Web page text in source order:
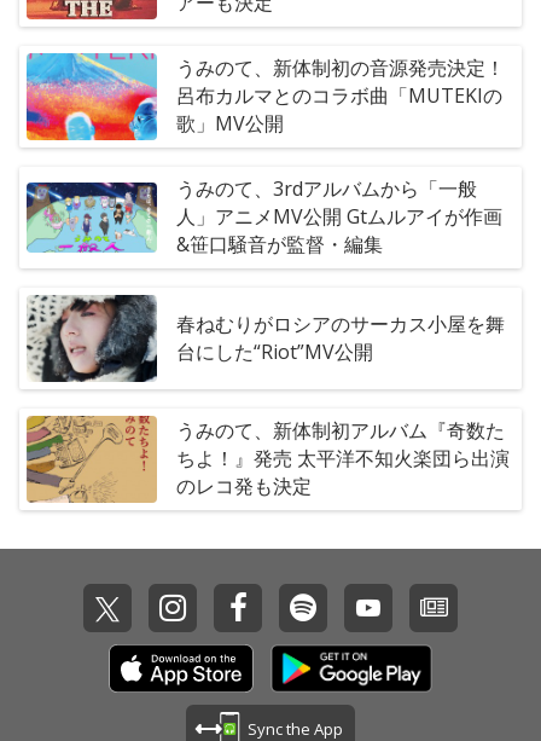
うみのて、新体制初の音源発売決定！
呂布カルマとのコラボ曲「MUTEKIの
歌」MV公開
うみのて、3rdアルバムから「一般
人」アニメMV公開 Gtムルアイが作画
&笹口騒音が監督・編集
春ねむりがロシアのサーカス小屋を舞
台にした“Riot”MV公開
うみのて、新体制初アルバム『奇数た
ちよ！』発売 太平洋不知火楽団ら出演
のレコ発も決定
Sync the App